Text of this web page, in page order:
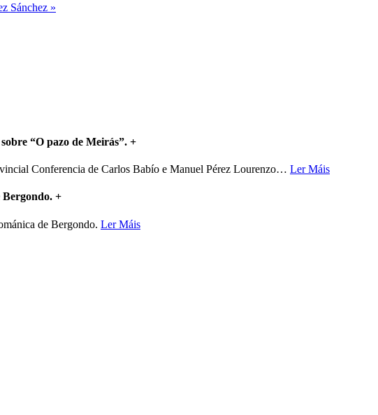
Sánchez »
“O pazo de Meirás”. +
Conferencia de Carlos Babío e Manuel Pérez Lourenzo… Ler Máis
Bergondo. +
de Bergondo. Ler Máis